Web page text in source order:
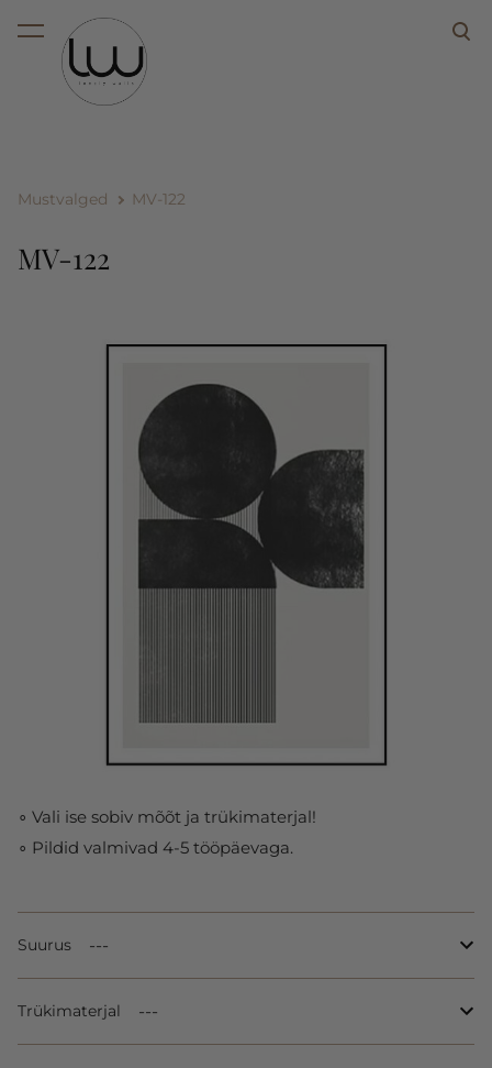
lisati ostukorvi.
Mustvalged MV-122
MV-122
∘ Vali ise sobiv mõõt ja trükimaterjal!
∘ Pildid valmivad 4-5 tööpäevaga.
Suurus
Trükimaterjal